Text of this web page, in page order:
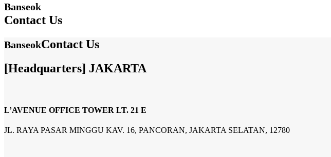
Banseok
Contact Us
BanseokContact Us
[Headquarters] JAKARTA
L’AVENUE OFFICE TOWER LT. 21 E
JL. RAYA PASAR MINGGU KAV. 16, PANCORAN, JAKARTA SELATAN, 12780